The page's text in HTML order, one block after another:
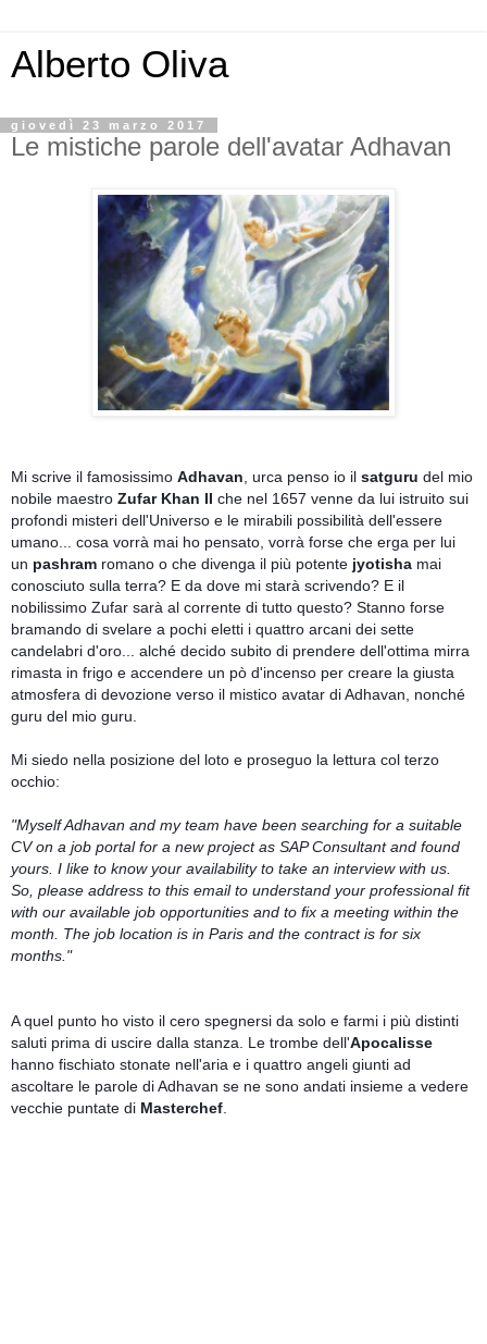
Alberto Oliva
giovedì 23 marzo 2017
Le mistiche parole dell'avatar Adhavan
Mi scrive il famosissimo Adhavan , urca penso io il satguru del mio
nobile maestro Zufar Khan II che nel 1657 venne da lui istruito sui
profondi misteri dell'Universo e le mirabili possibilità dell'essere
umano... cosa vorrà mai ho pensato, vorrà forse che erga per lui
un pashram romano o che divenga il più potente jyotisha mai
conosciuto sulla terra? E da dove mi starà scrivendo? E il
nobilissimo Zufar sarà al corrente di tutto questo? Stanno forse
bramando di svelare a pochi eletti i quattro arcani dei sette
candelabri d'oro... alché decido subito di prendere dell'ottima mirra
rimasta in frigo e accendere un pò d'incenso per creare la giusta
atmosfera di devozione verso il mistico avatar di Adhavan, nonché
guru del mio guru.
Mi siedo nella posizione del loto e proseguo la lettura col terzo
occhio:
"Myself Adhavan and my team have been searching for a suitable
CV on a job portal for a new project as SAP Consultant and found
yours. I like to know your availability to take an interview with us.
So, please address to this email to understand your professional fit
with our available job opportunities and to fix a meeting within the
month. The job location is in Paris and the contract is for six
months."
A quel punto ho visto il cero spegnersi da solo e farmi i più distinti
saluti prima di uscire dalla stanza. Le trombe dell'Apocalisse
hanno fischiato stonate nell'aria e i quattro angeli giunti ad
ascoltare le parole di Adhavan se ne sono andati insieme a vedere
vecchie puntate di Masterchef